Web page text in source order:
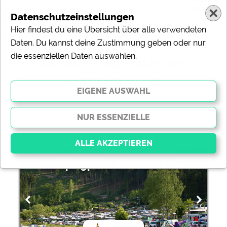
82 Campingplätze am
Fluss im Wald
Campingplatz Saalthal-Alter
Datenschutzeinstellungen
Hier findest du eine Übersicht über alle verwendeten
Daten. Du kannst deine Zustimmung geben oder nur
die essenziellen Daten auswählen.
Essenziell
Essenzielle Cookies ermöglichen grundlegende
Funktionen und sind für die einwandfreie Funktion der
Website dringend erforderlich. Ohne diese Cookies
werden Teile der Websitenicht funktionieren.